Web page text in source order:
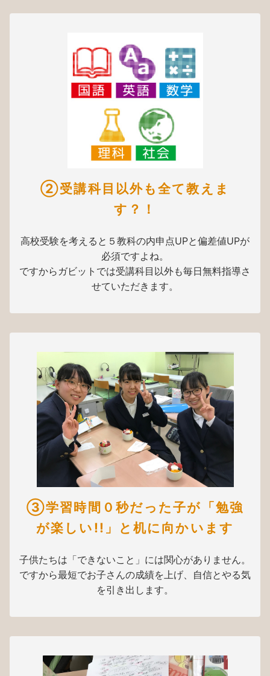
②受講科目以外も全て教えま
す？！
高校受験を考えると５教科の内申点UPと偏差値UPが
必須ですよね。
ですからガビットでは受講科目以外も毎日無料指導さ
せていただきます。
③学習時間０秒だった子が「勉強
が楽しい!!」と机に向かいます
子供たちは「できないこと」には関心がありません。
ですから最短でお子さんの成績を上げ、自信とやる気
を引き出します。